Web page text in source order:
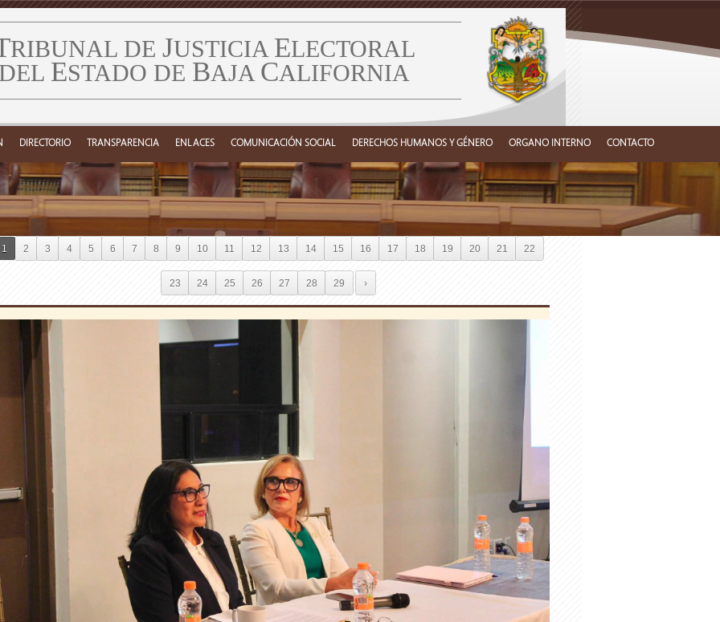
RIBUNAL DE JUSTICIA ELECTORAL
ESTADO DE BAJA CALIFORNIA
DIRECTORIO TRANSPARENCIA ENLACES COMUNICACIÓN SOCIAL DERECHOS HUMANOS Y GÉNERO ORGANO INTERNO CONTACTO
1 2 3 4 5 6 7 8 9 10 11 12 13 14 15 16 17 18 19 20 21 22
23 24 25 26 27 28 29 ›